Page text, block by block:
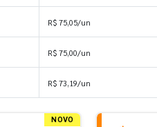
R$ 75,05/un
R$ 75,00/un
R$ 73,19/un
NOVO